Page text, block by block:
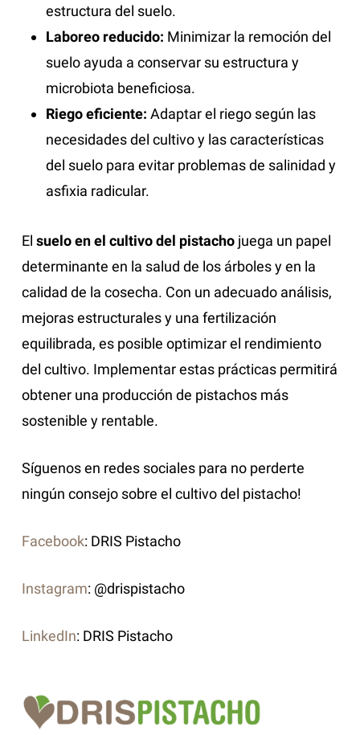
estructura del suelo.
Laboreo reducido: Minimizar la remoción del
suelo ayuda a conservar su estructura y
microbiota beneficiosa.
Riego eficiente: Adaptar el riego según las
necesidades del cultivo y las características
del suelo para evitar problemas de salinidad y
asfixia radicular.
El suelo en el cultivo del pistachojuega un papel
determinante en la salud de los árboles y en la
calidad de la cosecha. Con un adecuado análisis,
mejoras estructurales y una fertilización
equilibrada, es posible optimizar el rendimiento
del cultivo. Implementar estas prácticas permitirá
obtener una producción de pistachos más
sostenible y rentable.
Síguenos en redes sociales para no perderte
ningún consejo sobre el cultivo del pistacho!
Facebook: DRIS Pistacho
Instagram: @drispistacho
LinkedIn: DRIS Pistacho